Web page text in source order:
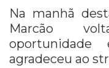
Na manhã
Marcão
agradeceu ao